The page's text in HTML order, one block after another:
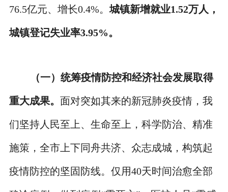
76.5亿元、增长0.4%。城镇新增就业1.52万人，
城镇登记失业率3.95%。
（一）统筹疫情防控和经济社会发展取得
重大成果。 面对突如其来的新冠肺炎疫情，我
们坚持人民至上、生命至上，科学防治、精准
施策，全市上下同舟共济、众志成城，构筑起
疫情防控的坚固防线。仅用40天时间治愈全部